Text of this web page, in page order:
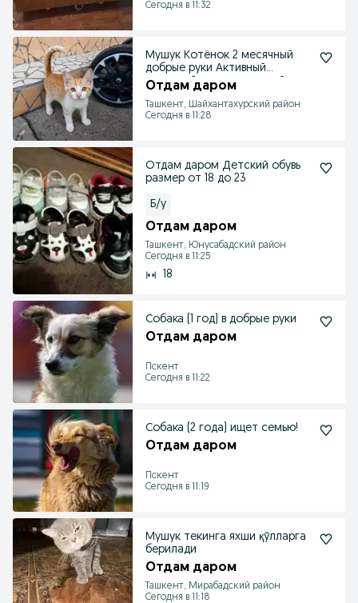
Сегодня в 11:32
Мушук Котёнок 2 месячный
добрые руки Активный
здоровый и очень игривый
Отдам даром
Ташкент, Шайхантахурский район
Сегодня в 11:28
Отдам даром Детский обувь
размер от 18 до 23
Б/у
Отдам даром
Ташкент, Юнусабадский район
Сегодня в 11:25
18
Собака (1 год) в добрые руки
Отдам даром
Пскент
Сегодня в 11:22
Собака (2 года) ищет семью!
Отдам даром
Пскент
Сегодня в 11:19
Мушук текинга яхши қўлларга
берилади
Отдам даром
Ташкент, Мирабадский район
Сегодня в 11:18